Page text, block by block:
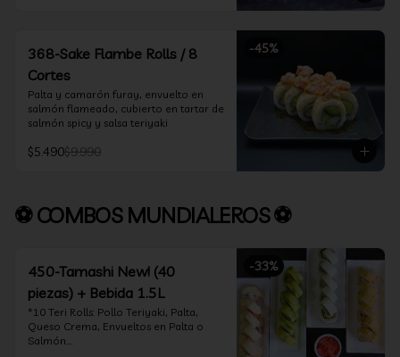
-45%
368-Sake Flambe Rolls / 8
Cortes
Palta y camarón furay, envuelto en
salmón flameado, cubierto en tartar de
salmón spicy y salsa teriyaki
$5.490$9.990
⚽ COMBOS MUNDIALEROS ⚽
-33%
450-Tamashi New! (40
piezas) + Bebida 1.5L
*10 Teri Rolls: Pollo Teriyaki, Palta,
Queso Crema, Envueltos en Palta o
Salmón.